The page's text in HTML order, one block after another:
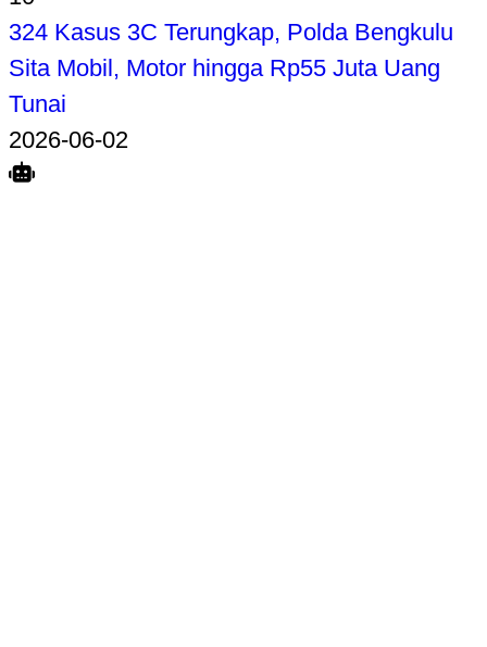
324 Kasus 3C Terungkap, Polda Bengkulu
Sita Mobil, Motor hingga Rp55 Juta Uang
Tunai
2026-06-02